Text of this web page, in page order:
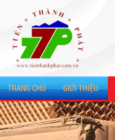
TRANG CHỦ GIỚI THIỆU